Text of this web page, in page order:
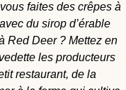
faites des crêpes à
du sirop d’érable
Red Deer ? Mettez en
les producteurs
restaurant, de la